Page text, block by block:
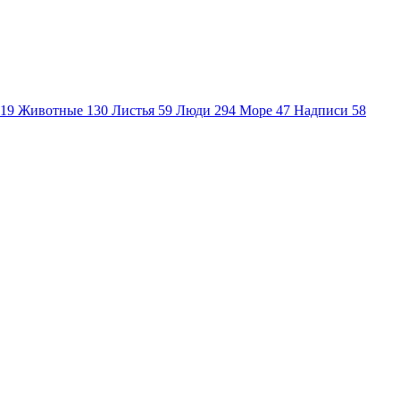
19 Животные 130 Листья 59 Люди 294 Море 47 Надписи 58